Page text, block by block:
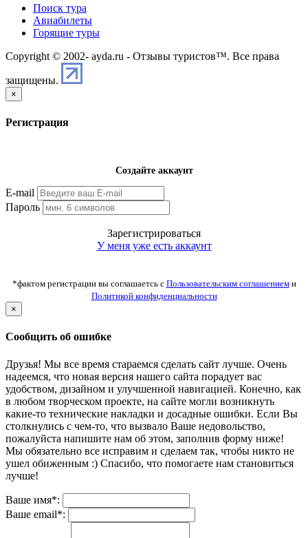
Поиск тура
Авиабилеты
Горящие туры
Copyright © 2002- ayda.ru - Отзывы туристов™. Все права
защищены.
×
Регистрация
Создайте аккаунт
E-mail
Пароль
Зарегистрироваться
У меня уже есть аккаунт
*фактом регистрации вы соглашаетсь с Пользовательским соглашениеми
Политикой конфиденциальности
×
Сообщить об ошибке
Друзья! Мы все время стараемся сделать сайт лучше. Очень
надеемся, что новая версия нашего сайта порадует вас
удобством, дизайном и улучшенной навигацией. Конечно, как
в любом творческом проекте, на сайте могли возникнуть
какие-то технические накладки и досадные ошибки. Если Вы
столкнулись с чем-то, что вызвало Ваше недовольство,
пожалуйста напишите нам об этом, заполнив форму ниже!
Мы обязательно все исправим и сделаем так, чтобы никто не
ушел обиженным :) Спасибо, что помогаете нам становиться
лучше!
Ваше имя*:
Ваше email*: